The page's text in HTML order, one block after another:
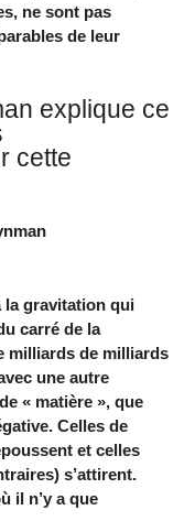
ne sont pas
de leur
explique ce
cette
la gravitation qui
carré de la
milliards de milliards
une autre
« matière », que
Celles de
et celles
s’attirent.
il n’y a que